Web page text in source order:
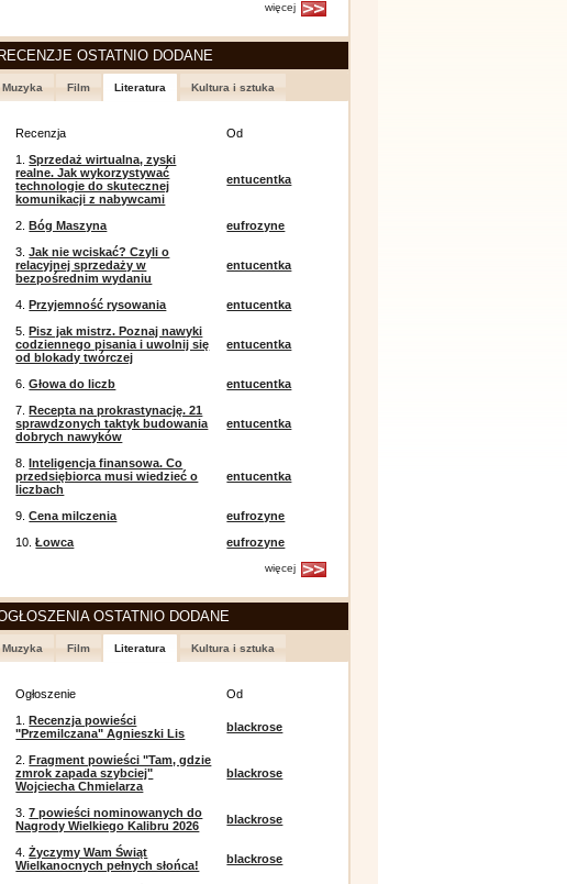
więcej
RECENZJE OSTATNIO DODANE
Muzyka Film Literatura Kultura i sztuka
Recenzja
Od
1.Sprzedaż wirtualna, zyski
realne. Jak wykorzystywać
technologie do skutecznej
komunikacji z nabywcami
entucentka
2.Bóg Maszyna
eufrozyne
3.Jak nie wciskać? Czyli o
relacyjnej sprzedaży w
bezpośrednim wydaniu
entucentka
4.Przyjemność rysowania
entucentka
5.Pisz jak mistrz. Poznaj nawyki
codziennego pisania i uwolnij się
od blokady twórczej
entucentka
6.Głowa do liczb
entucentka
7.Recepta na prokrastynację. 21
sprawdzonych taktyk budowania
dobrych nawyków
entucentka
8.Inteligencja finansowa. Co
przedsiębiorca musi wiedzieć o
liczbach
entucentka
9.Cena milczenia
eufrozyne
10.Łowca eufrozyne
więcej
OSTATNIO DODANE
Muzyka Film Literatura Kultura i sztuka
Ogłoszenie
Od
1.Recenzja powieści
"Przemilczana" Agnieszki Lis
blackrose
2.Fragment powieści "Tam, gdzie
zmrok zapada szybciej"
Wojciecha Chmielarza
blackrose
3.7 powieści nominowanych do
Nagrody Wielkiego Kalibru 2026
blackrose
4.Życzymy Wam Świąt
Wielkanocnych pełnych słońca!
blackrose